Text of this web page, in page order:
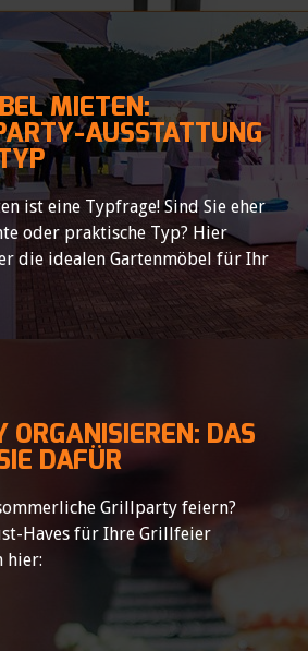
MIETEN:
AUSSTATTUNG
ist eine Typfrage! Sind Sie eher
oder praktische Typ? Hier
die idealen Gartenmöbel für Ihr
ORGANISIEREN: DAS
DAFÜR
Grillparty feiern?
Haves für Ihre Grillfeier
hier: